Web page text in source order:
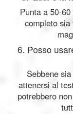
Punta a 50-
completo
6. Posso
Sebbene
attenersi al
potrebbero